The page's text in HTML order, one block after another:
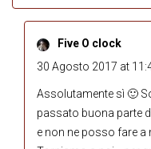
Five O clock
30 Agosto 2017 at
Assolutamente sì 🙂
passato buona parte
e non ne posso fare a